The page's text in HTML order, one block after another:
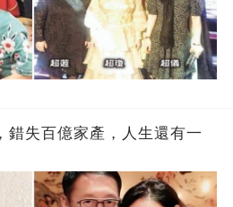
錯失百億家產，人生還有一